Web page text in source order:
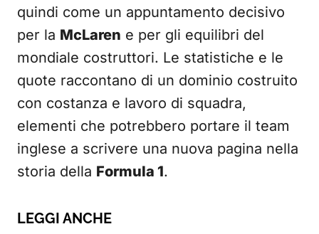
quindi come un appuntamento decisivo
per la McLaren e per gli equilibri del
mondiale costruttori. Le statistiche e le
quote raccontano di un dominio costruito
con costanza e lavoro di squadra,
elementi che potrebbero portare il team
inglese a scrivere una nuova pagina nella
storia della Formula 1.
LEGGI ANCHE